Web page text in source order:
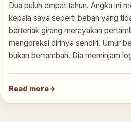
Dua puluh empat tahun. Angka ini
kepala saya seperti beban yang
berteriak girang merayakan
mengoreksi dirinya sendiri. Umur
bukan bertambah. Dia meminjam
Read more